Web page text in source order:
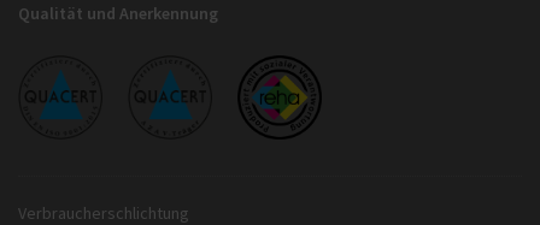
Qualität und Anerkennung
Verbraucherschlichtung